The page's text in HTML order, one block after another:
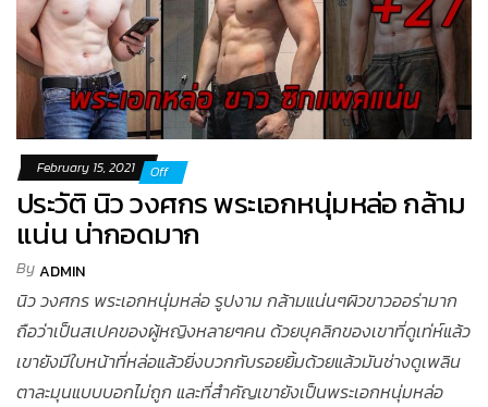
February 15, 2021 Off
ประวัติ นิว วงศกร พระเอกหนุ่มหล่อ กล้าม
แน่น น่ากอดมาก
ByADMIN
นิว วงศกร พระเอกหนุ่มหล่อ รูปงาม กล้ามแน่นๆผิวขาวออร่ามาก
ถือว่าเป็นสเปคของผู้หญิงหลายๆคน ด้วยบุคลิกของเขาที่ดูเท่ห์แล้ว
เขายังมีใบหน้าที่หล่อแล้วยิ่งบวกกับรอยยิ้มด้วยแล้วมันช่างดูเพลิน
ตาละมุนแบบบอกไม่ถูก และที่สำคัญเขายังเป็นพระเอกหนุ่มหล่อ